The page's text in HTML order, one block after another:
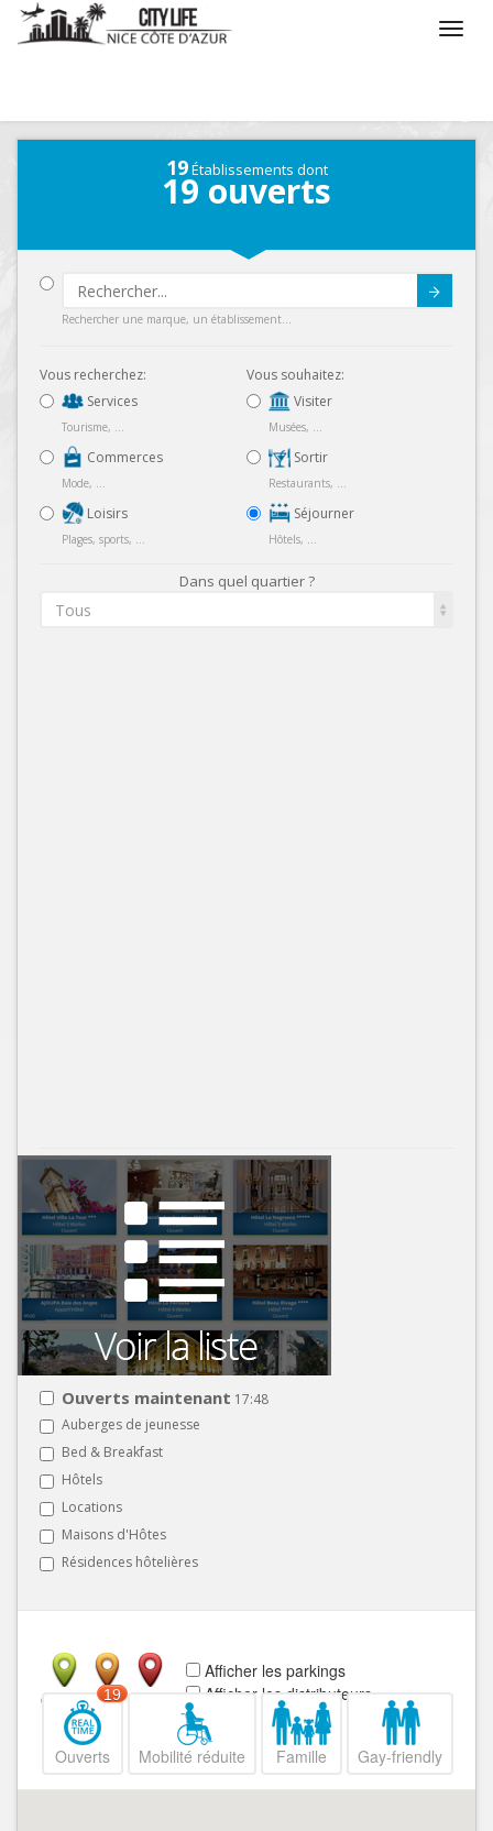
19Établissements dont
19 ouverts
Rechercher une marque, un établissement...
Vous recherchez:
Services
Tourisme, ...
Commerces
Mode, ...
Loisirs
Plages, sports, ...
Vous souhaitez:
Visiter
Musées, ...
Sortir
Restaurants, ...
Séjourner
Hôtels, ...
Dans quel quartier ?
Tous
Ouverts maintenant 17:48
Auberges de jeunesse
Bed & Breakfast
Hôtels
Locations
Maisons d'Hôtes
Résidences hôtelières
Afficher les parkings
Afficher les distributeurs
Ouvert
Ouverts
19
Mobilité réduite Famille Gay-friendly